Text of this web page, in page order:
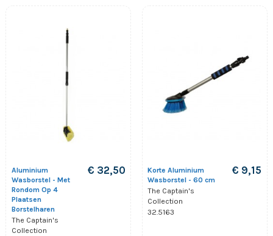
Aluminium
Wasborstel - Met
Rondom Op 4
Plaatsen
Borstelharen
The Captain's
Collection
€ 32,50
Korte Aluminium
Wasborstel - 60 cm
The Captain's
Collection
32.5163
€ 9,15